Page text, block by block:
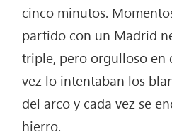
cinco minutos.
partido con un Madrid
triple, pero orgulloso en
vez lo intentaban los
del arco y cada vez se
hierro.